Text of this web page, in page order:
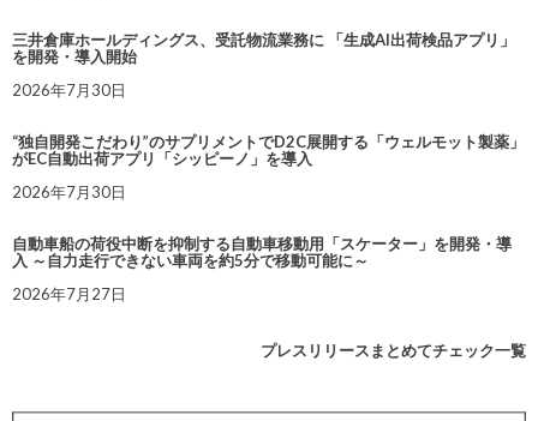
三井倉庫ホールディングス、受託物流業務に 「生成AI出荷検品アプリ」
を開発・導入開始
2026年7月30日
“独自開発こだわり”のサプリメントでD2C展開する「ウェルモット製薬」
がEC自動出荷アプリ「シッピーノ」を導入
2026年7月30日
自動車船の荷役中断を抑制する自動車移動用「スケーター」を開発・導
入 ～自力走行できない車両を約5分で移動可能に～
2026年7月27日
プレスリリースまとめてチェック一覧